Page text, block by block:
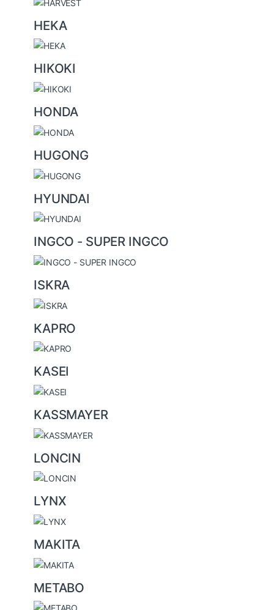
HEKA
HIKOKI
HONDA
HUGONG
HYUNDAI
INGCO - SUPER INGCO
ISKRA
KAPRO
KASEI
KASSMAYER
LONCIN
LYNX
MAKITA
METABO